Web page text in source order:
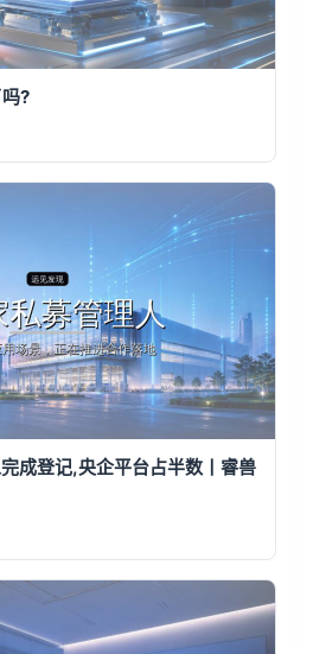
?
成登记,央企平台占半数丨睿兽